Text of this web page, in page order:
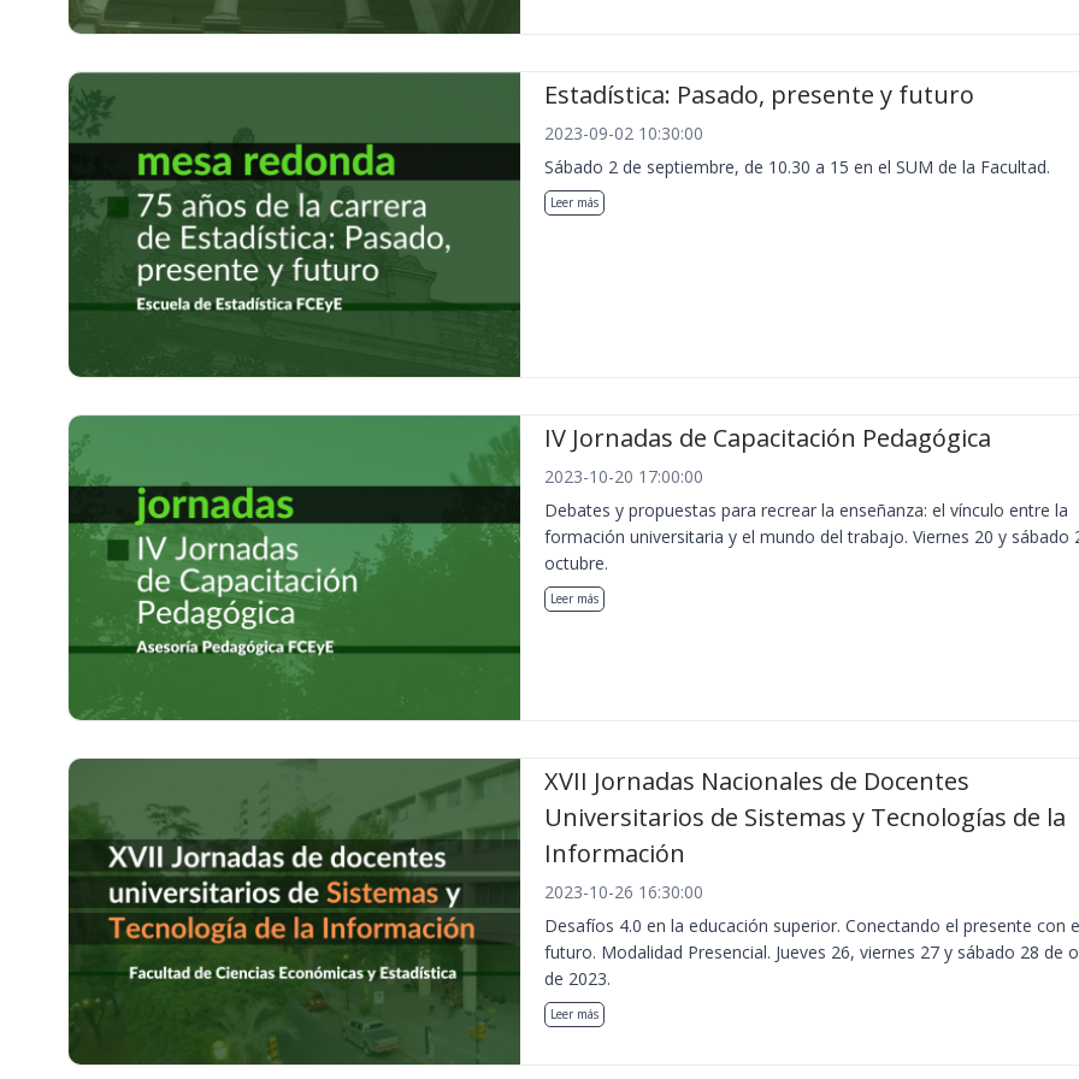
Estadística: Pasado, presente y futuro
2023-09-02 10:30:00
Sábado 2 de septiembre, de 10.30 a 15 en el SUM de la Facultad.
Leer más
IV Jornadas de Capacitación Pedagógica
2023-10-20 17:00:00
Debates y propuestas para recrear la enseñanza: el vínculo entre la
formación universitaria y el mundo del trabajo. Viernes 20 y sábado
octubre.
Leer más
XVII Jornadas Nacionales de Docentes
Universitarios de Sistemas y Tecnologías de la
Información
2023-10-26 16:30:00
Desafíos 4.0 en la educación superior. Conectando el presente con
futuro. Modalidad Presencial. Jueves 26, viernes 27 y sábado 28 de
de 2023.
Leer más